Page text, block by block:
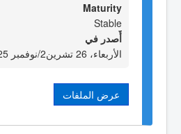
Maturity
Stable
أٌصدر في
الأربعاء، 26 تشرين2/نوفمبر 2025 10:55
عرض الملفات